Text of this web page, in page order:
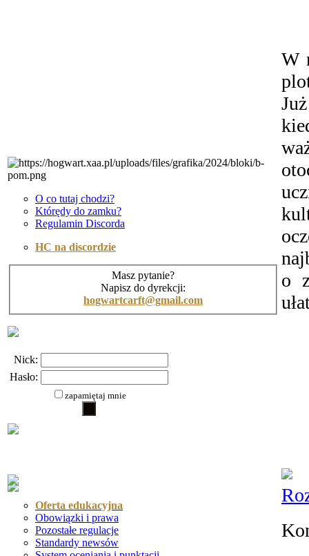
O co tutaj chodzi?
Którędy do zamku?
Regulamin Discorda
HC na discordzie
Masz pytanie?
Napisz do dyrekcji:
hogwartcarft@gmail.com
Nick:
Hasło:
zapamiętaj mnie
Oferta edukacyjna
Obowiązki i prawa
Pozostałe regulacje
Standardy newsów
W
o